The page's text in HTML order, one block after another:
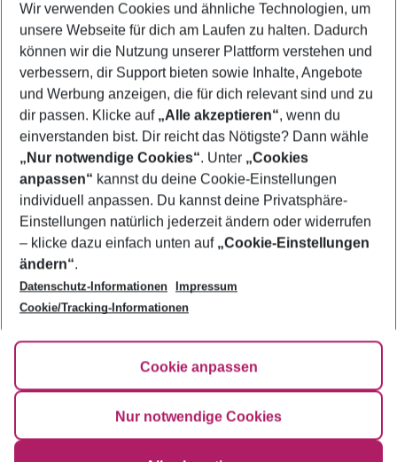
Quicklinks
Flug & Hotel Namibia
Pauschalreisen Namibia
Footer
Footer navigation
Über uns
AGB
Bestpreisgarantie
Cookie-Einstellungen ändern
Cookie-Richtlinie
Impressum
Agenturbetreuung
Barrierefreies Reisen
HanseMerkur Reiseversicherung
Hilfe & Kontakt
Folge uns
Wir verwenden Cookies und ähnliche Technologien, um
unsere Webseite für dich am Laufen zu halten. Dadurch
können wir die Nutzung unserer Plattform verstehen und
verbessern, dir Support bieten sowie Inhalte, Angebote
und Werbung anzeigen, die für dich relevant sind und zu
dir passen. Klicke auf „Alle akzeptieren“, wenn du
einverstanden bist. Dir reicht das Nötigste? Dann wähle
„Nur notwendige Cookies“. Unter „Cookies
anpassen“ kannst du deine Cookie-Einstellungen
individuell anpassen. Du kannst deine Privatsphäre-
Einstellungen natürlich jederzeit ändern oder widerrufen
– klicke dazu einfach unten auf „Cookie-Einstellungen
ändern“.
Datenschutz-Informationen
Impressum
Cookie/Tracking-Informationen
Cookie anpassen
Nur notwendige Cookies